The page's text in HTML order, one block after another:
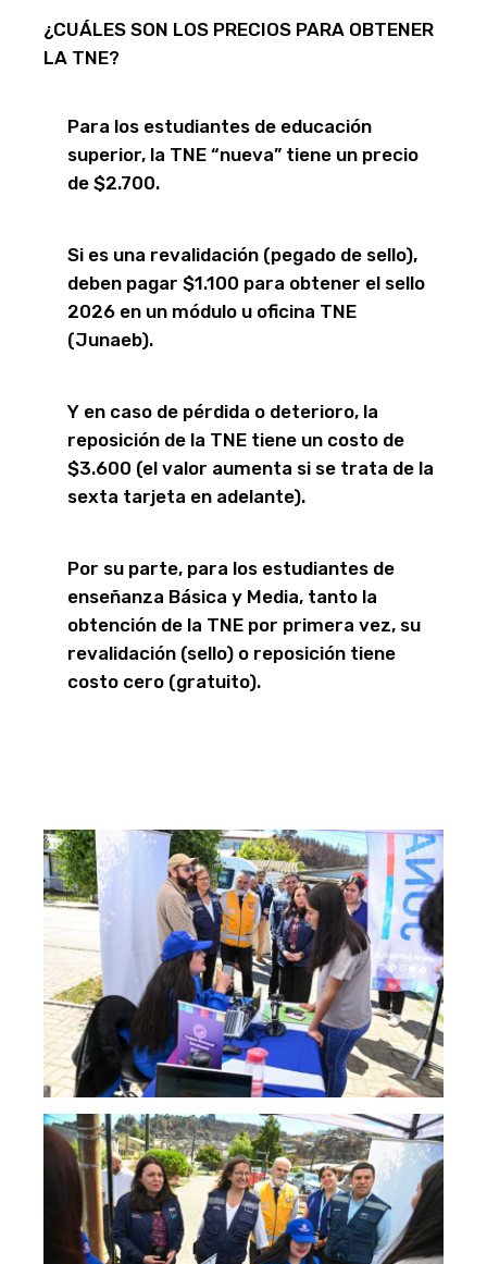
¿CUÁLES SON LOS PRECIOS PARA OBTENER
LA TNE?
Para los estudiantes de educación
superior, la TNE “nueva” tiene un precio
de $2.700.
Si es una revalidación (pegado de sello),
deben pagar $1.100 para obtener el sello
2026 en un módulo u oficina TNE
(Junaeb).
Y en caso de pérdida o deterioro, la
reposición de la TNE tiene un costo de
$3.600 (el valor aumenta si se trata de la
sexta tarjeta en adelante).
Por su parte, para los estudiantes de
enseñanza Básica y Media, tanto la
obtención de la TNE por primera vez, su
revalidación (sello) o reposición tiene
costo cero (gratuito).